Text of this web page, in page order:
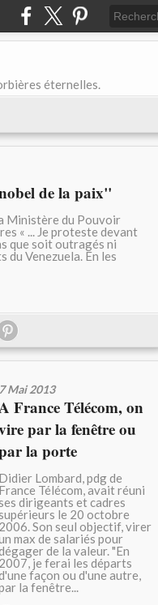
éternelles.
de la paix"
Ministère du Pouvoir
« ... Je proteste devant
que soit outragés ni
Venezuela. En les
7 Mai 2013
France Télécom, on
par la fenêtre ou
la porte
Didier Lombard, pdg de
France Télécom, avait réuni
dirigeants et cadres
le 20 octobre
2006. Son seul objectif, virer
max de salariés pour
de la valeur. "En
2007, je ferai les départs
façon ou d'une autre,
la fenêtre...